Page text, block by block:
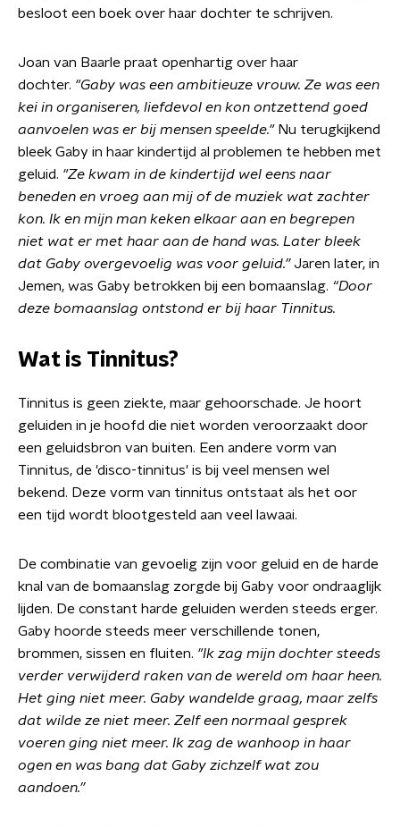
besloot een boek over haar dochter te schrijven.
Joan van Baarle praat openhartig over haar
dochter. "Gaby was een ambitieuze vrouw. Ze was een
kei in organiseren, liefdevol en kon ontzettend goed
aanvoelen was er bij mensen speelde." Nu terugkijkend
bleek Gaby in haar kindertijd al problemen te hebben met
geluid. "Ze kwam in de kindertijd wel eens naar
beneden en vroeg aan mij of de muziek wat zachter
kon. Ik en mijn man keken elkaar aan en begrepen
niet wat er met haar aan de hand was. Later bleek
dat Gaby overgevoelig was voor geluid.”Jaren later, in
Jemen, was Gaby betrokken bij een bomaanslag. “Door
deze bomaanslag ontstond er bij haar Tinnitus.
Wat is Tinnitus?
Tinnitus is geen ziekte, maar gehoorschade. Je hoort
geluiden in je hoofd die niet worden veroorzaakt door
een geluidsbron van buiten. Een andere vorm van
Tinnitus, de 'disco-tinnitus' is bij veel mensen wel
bekend. Deze vorm van tinnitus ontstaat als het oor
een tijd wordt blootgesteld aan veel lawaai.
De combinatie van gevoelig zijn voor geluid en de harde
knal van de bomaanslag zorgde bij Gaby voor ondraaglijk
lijden. De constant harde geluiden werden steeds erger.
Gaby hoorde steeds meer verschillende tonen,
brommen, sissen en fluiten. "Ik zag mijn dochter steeds
verder verwijderd raken van de wereld om haar heen.
Het ging niet meer. Gaby wandelde graag, maar zelfs
dat wilde ze niet meer. Zelf een normaal gesprek
voeren ging niet meer. Ik zag de wanhoop in haar
ogen en was bang dat Gaby zichzelf wat zou
aandoen.”